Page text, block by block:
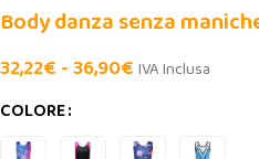
Body danza senza
32,22€ -36,90€ IVA Inclusa
COLORE